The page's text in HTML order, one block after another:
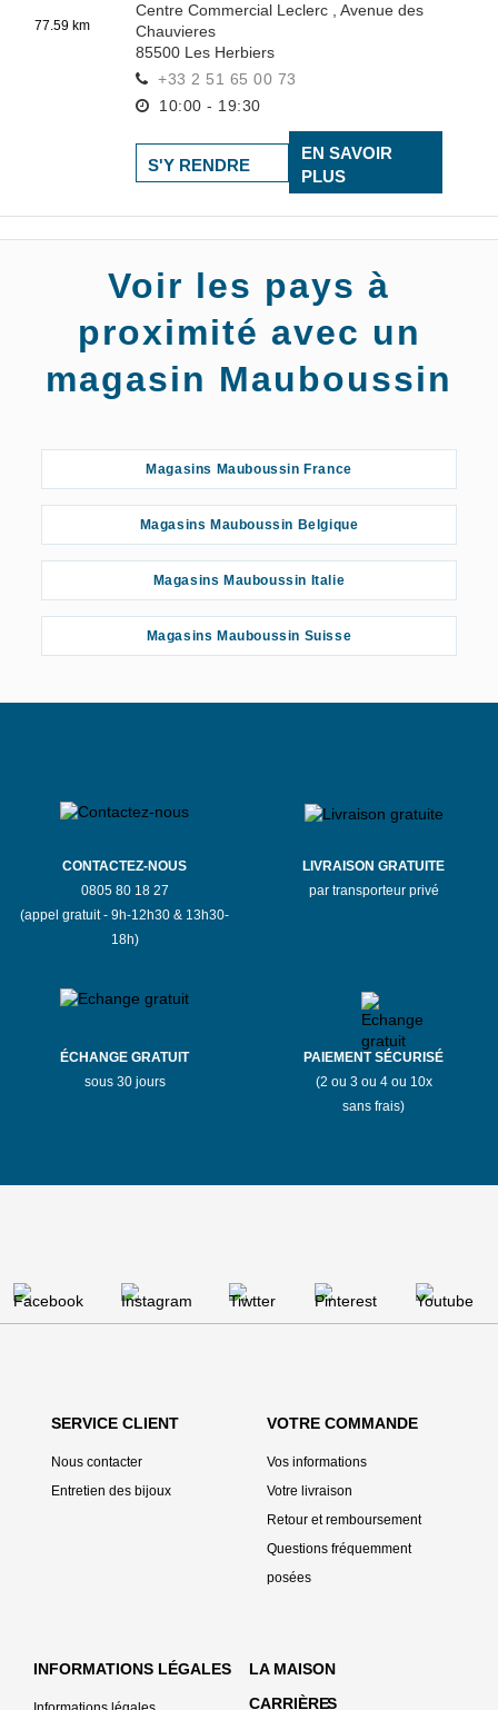
77.59 km
Centre Commercial Leclerc , Avenue des
Chauvieres
85500 Les Herbiers
+33 2 51 65 00 73
10:00 - 19:30
EN SAVOIR
PLUS
S'Y RENDRE
Voir les pays à
proximité avec un
magasin Mauboussin
Magasins Mauboussin France
Magasins Mauboussin Belgique
Magasins Mauboussin Italie
Magasins Mauboussin Suisse
CONTACTEZ-NOUS
0805 80 18 27
(appel gratuit - 9h-12h30 & 13h30-
18h)
LIVRAISON GRATUITE
par transporteur privé
ÉCHANGE GRATUIT
sous 30 jours
PAIEMENT SÉCURISÉ
(2 ou 3 ou 4 ou 10x
sans frais)
SERVICE CLIENT
Nous contacter
Entretien des bijoux
VOTRE COMMANDE
Vos informations
Votre livraison
Retour et remboursement
Questions fréquemment
posées
INFORMATIONS LÉGALES
LA MAISON
CARRIÈRES